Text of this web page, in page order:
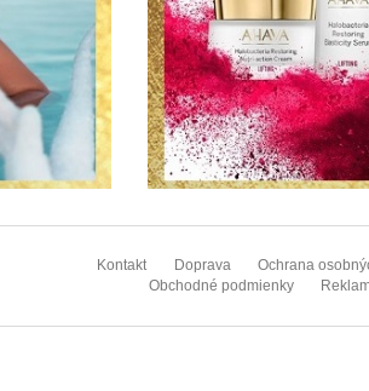
Kontakt Doprava
Ochrana
Obchodné podmienky